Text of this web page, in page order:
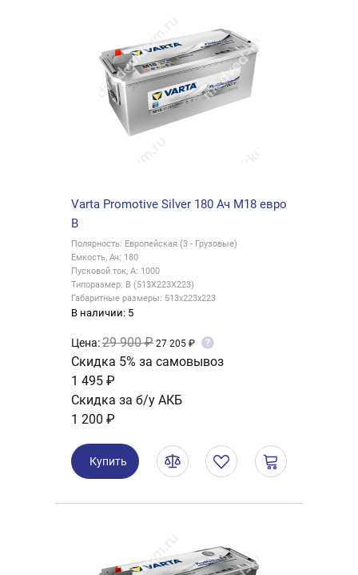
Varta Promotive Silver 180 Ач M18 евро
B
Полярность: Европейская (3 - Грузовые)
Емкость, Ач: 180
Пусковой ток, А: 1000
Типоразмер: B (513X223X223)
Габаритные размеры: 513х223х223
В наличии: 5
Цена:29 900 ₽ 27 205 ₽ ?
Скидка 5% за самовывоз
1 495 ₽
Скидка за б/у АКБ
1 200 ₽
Купить